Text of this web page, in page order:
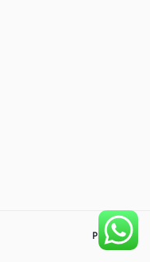
Próximo